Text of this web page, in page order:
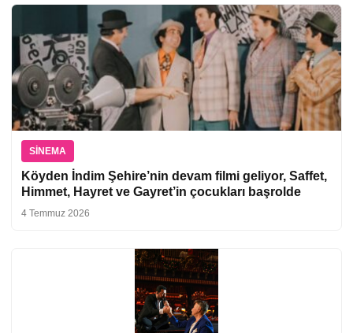
SINEMA
Köyden İndim Şehire’nin devam filmi geliyor, Saffet,
Himmet, Hayret ve Gayret’in çocukları başrolde
4 Temmuz 2026